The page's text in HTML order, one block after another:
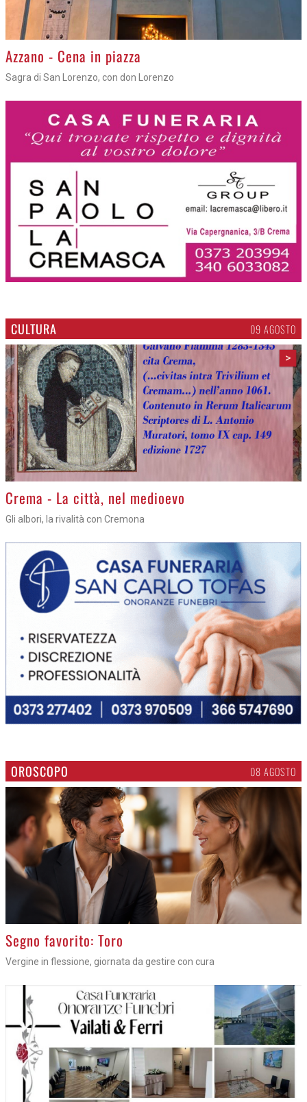
Azzano - Cena in piazza
Sagra di San Lorenzo, con don Lorenzo
CULTURA 09 AGOSTO
>
Crema - La città, nel medioevo
Gli albori, la rivalità con Cremona
OROSCOPO 08 AGOSTO
>
Segno favorito: Toro
Vergine in flessione, giornata da gestire con cura